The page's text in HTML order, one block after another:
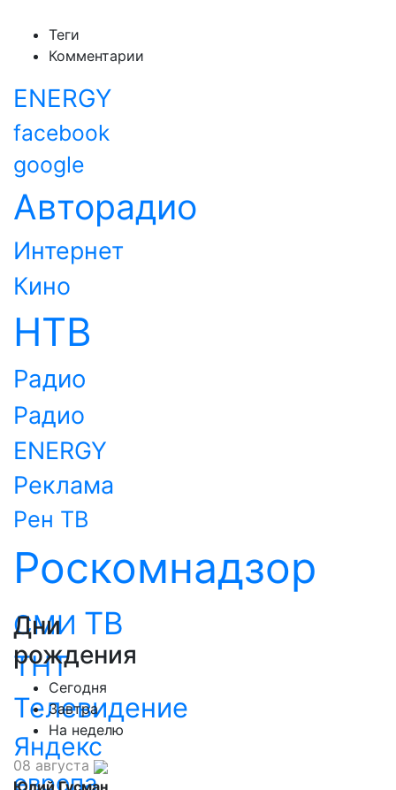
Теги
Комментарии
ENERGY
facebook
google
Авторадио
Интернет
Кино
НТВ
Радио
Радио
ENERGY
Реклама
Рен ТВ
Роскомнадзор
СМИ ТВ
ТНТ
Телевидение
Яндекс
европа
Дни
рождения
Сегодня
Завтра
На неделю
08 августа
Юлий Гусман